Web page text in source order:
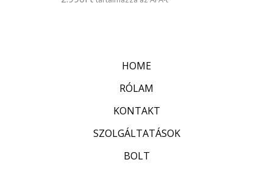
HOME
RÓLAM
KONTAKT
SZOLGÁLTATÁSOK
BOLT